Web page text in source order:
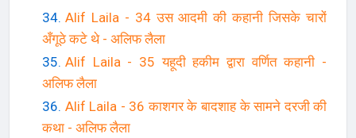
Alif Laila - 34 उस आदमी की कहानी जिसके चारों
अँगूठे कटे थे - अलिफ लैला
Alif Laila - 35 यहूदी हकीम द्वारा वर्णित कहानी -
अलिफ लैला
Alif Laila - 36 काशगर के बादशाह के सामने दरजी की
कथा - अलिफ लैला